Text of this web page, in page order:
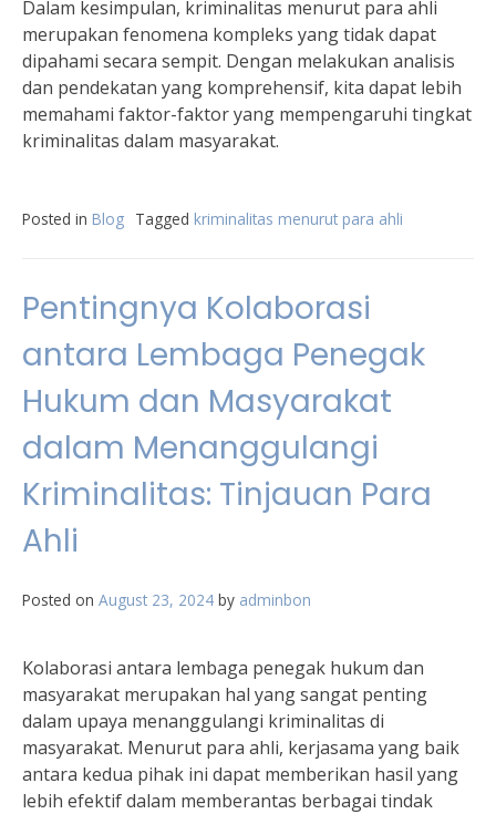
Dalam kesimpulan, kriminalitas menurut para ahli
merupakan fenomena kompleks yang tidak dapat
dipahami secara sempit. Dengan melakukan analisis
dan pendekatan yang komprehensif, kita dapat lebih
memahami faktor-faktor yang mempengaruhi tingkat
kriminalitas dalam masyarakat.
Posted in Blog Tagged kriminalitas menurut para ahli
Pentingnya Kolaborasi
antara Lembaga Penegak
Hukum dan Masyarakat
dalam Menanggulangi
Kriminalitas: Tinjauan Para
Ahli
Posted on August 23, 2024 by adminbon
Kolaborasi antara lembaga penegak hukum dan
masyarakat merupakan hal yang sangat penting
dalam upaya menanggulangi kriminalitas di
masyarakat. Menurut para ahli, kerjasama yang baik
antara kedua pihak ini dapat memberikan hasil yang
lebih efektif dalam memberantas berbagai tindak